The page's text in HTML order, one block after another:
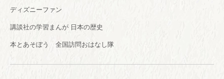
ディズニーファン
講談社の学習まんが 日本の歴史
本とあそぼう 全国訪問おはなし隊